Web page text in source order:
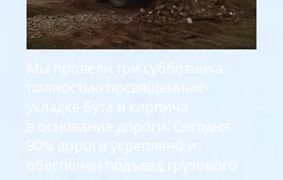
Мы провели три субботника
полностью посвященных
укладке бута и кирпича
в основание дороги. Сегодня
90% дороги укреплено и
обеспечен подъезд грузового